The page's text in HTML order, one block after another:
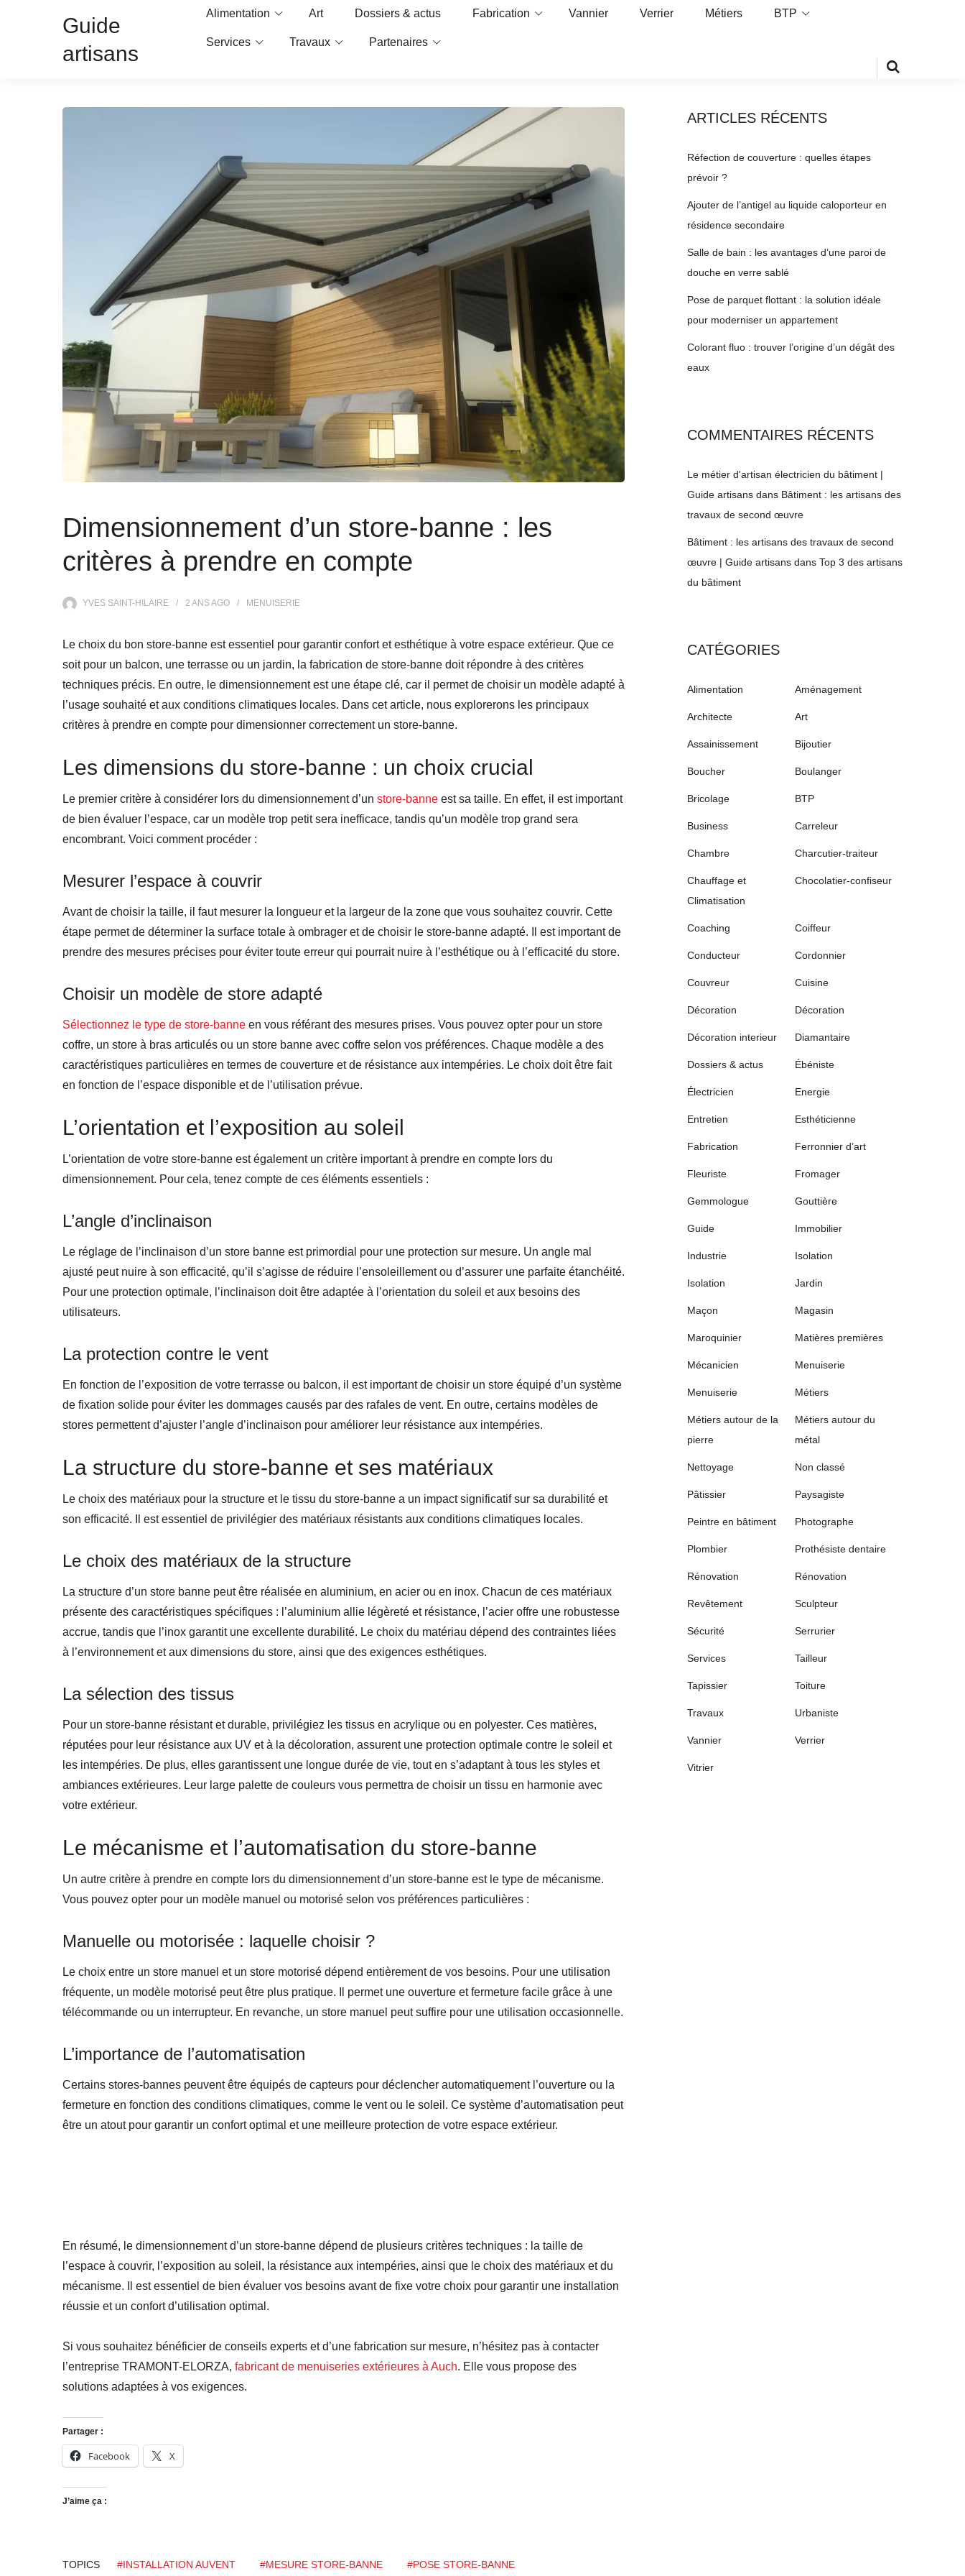
Guide
artisans
Alimentation Art Dossiers & actus Fabrication Vannier Verrier Métiers BTP
Services Travaux Partenaires
Dimensionnement d’un store-banne : les
critères à prendre en compte
YVES SAINT-HILAIRE 2 ANSAGO MENUISERIE
Le choix du bon store-banne est essentiel pour garantir confort et esthétique à votre espace extérieur. Que ce
soit pour un balcon, une terrasse ou un jardin, la fabrication de store-banne doit répondre à des critères
techniques précis. En outre, le dimensionnement est une étape clé, car il permet de choisir un modèle adapté à
l’usage souhaité et aux conditions climatiques locales. Dans cet article, nous explorerons les principaux
critères à prendre en compte pour dimensionner correctement un store-banne.
Les dimensions du store-banne : un choix crucial
Le premier critère à considérer lors du dimensionnement d’un store-banne est sa taille. En effet, il est important
de bien évaluer l’espace, car un modèle trop petit sera inefficace, tandis qu’un modèle trop grand sera
encombrant. Voici comment procéder :
Mesurer l’espace à couvrir
Avant de choisir la taille, il faut mesurer la longueur et la largeur de la zone que vous souhaitez couvrir. Cette
étape permet de déterminer la surface totale à ombrager et de choisir le store-banne adapté. Il est important de
prendre des mesures précises pour éviter toute erreur qui pourrait nuire à l’esthétique ou à l’efficacité du store.
Choisir un modèle de store adapté
Sélectionnez le type de store-banne en vous référant des mesures prises. Vous pouvez opter pour un store
coffre, un store à bras articulés ou un store banne avec coffre selon vos préférences. Chaque modèle a des
caractéristiques particulières en termes de couverture et de résistance aux intempéries. Le choix doit être fait
en fonction de l’espace disponible et de l’utilisation prévue.
L’orientation et l’exposition au soleil
L’orientation de votre store-banne est également un critère important à prendre en compte lors du
dimensionnement. Pour cela, tenez compte de ces éléments essentiels :
L’angle d’inclinaison
Le réglage de l’inclinaison d’un store banne est primordial pour une protection sur mesure. Un angle mal
ajusté peut nuire à son efficacité, qu’il s’agisse de réduire l’ensoleillement ou d’assurer une parfaite étanchéité.
Pour une protection optimale, l’inclinaison doit être adaptée à l’orientation du soleil et aux besoins des
utilisateurs.
La protection contre le vent
En fonction de l’exposition de votre terrasse ou balcon, il est important de choisir un store équipé d’un système
de fixation solide pour éviter les dommages causés par des rafales de vent. En outre, certains modèles de
stores permettent d’ajuster l’angle d’inclinaison pour améliorer leur résistance aux intempéries.
La structure du store-banne et ses matériaux
Le choix des matériaux pour la structure et le tissu du store-banne a un impact significatif sur sa durabilité et
son efficacité. Il est essentiel de privilégier des matériaux résistants aux conditions climatiques locales.
Le choix des matériaux de la structure
La structure d’un store banne peut être réalisée en aluminium, en acier ou en inox. Chacun de ces matériaux
présente des caractéristiques spécifiques : l’aluminium allie légèreté et résistance, l’acier offre une robustesse
accrue, tandis que l’inox garantit une excellente durabilité. Le choix du matériau dépend des contraintes liées
à l’environnement et aux dimensions du store, ainsi que des exigences esthétiques.
La sélection des tissus
Pour un store-banne résistant et durable, privilégiez les tissus en acrylique ou en polyester. Ces matières,
réputées pour leur résistance aux UV et à la décoloration, assurent une protection optimale contre le soleil et
les intempéries. De plus, elles garantissent une longue durée de vie, tout en s’adaptant à tous les styles et
ambiances extérieures. Leur large palette de couleurs vous permettra de choisir un tissu en harmonie avec
votre extérieur.
Le mécanisme et l’automatisation du store-banne
Un autre critère à prendre en compte lors du dimensionnement d’un store-banne est le type de mécanisme.
Vous pouvez opter pour un modèle manuel ou motorisé selon vos préférences particulières :
Manuelle ou motorisée : laquelle choisir ?
Le choix entre un store manuel et un store motorisé dépend entièrement de vos besoins. Pour une utilisation
fréquente, un modèle motorisé peut être plus pratique. Il permet une ouverture et fermeture facile grâce à une
télécommande ou un interrupteur. En revanche, un store manuel peut suffire pour une utilisation occasionnelle.
L’importance de l’automatisation
Certains stores-bannes peuvent être équipés de capteurs pour déclencher automatiquement l’ouverture ou la
fermeture en fonction des conditions climatiques, comme le vent ou le soleil. Ce système d’automatisation peut
être un atout pour garantir un confort optimal et une meilleure protection de votre espace extérieur.
En résumé, le dimensionnement d’un store-banne dépend de plusieurs critères techniques : la taille de
l’espace à couvrir, l’exposition au soleil, la résistance aux intempéries, ainsi que le choix des matériaux et du
mécanisme. Il est essentiel de bien évaluer vos besoins avant de fixe votre choix pour garantir une installation
réussie et un confort d’utilisation optimal.
Si vous souhaitez bénéficier de conseils experts et d’une fabrication sur mesure, n’hésitez pas à contacter
l’entreprise TRAMONT-ELORZA, fabricant de menuiseries extérieures à Auch. Elle vous propose des
solutions adaptées à vos exigences.
Partager :
Facebook X
J’aime ça :
TOPICS #INSTALLATION AUVENT #MESURE STORE-BANNE #POSE STORE-BANNE
ARTICLES RÉCENTS
Réfection de couverture : quelles étapes
prévoir ?
Ajouter de l’antigel au liquide caloporteur en
résidence secondaire
Salle de bain : les avantages d’une paroi de
douche en verre sablé
Pose de parquet flottant : la solution idéale
pour moderniser un appartement
Colorant fluo : trouver l’origine d’un dégât des
eaux
COMMENTAIRES RÉCENTS
Le métier d'artisan électricien du bâtiment |
Guide artisans dans Bâtiment : les artisans des
travaux de second œuvre
Bâtiment : les artisans des travaux de second
œuvre | Guide artisans dans Top 3 des artisans
du bâtiment
CATÉGORIES
Alimentation Aménagement
Architecte Art
Assainissement Bijoutier
Boucher Boulanger
Bricolage BTP
Business Carreleur
Chambre Charcutier-traiteur
Chauffage et
Climatisation
Chocolatier-confiseur
Coaching Coiffeur
Conducteur Cordonnier
Couvreur Cuisine
Décoration Décoration
Décoration interieur Diamantaire
Dossiers & actus Ébéniste
Électricien Energie
Entretien Esthéticienne
Fabrication Ferronnier d’art
Fleuriste Fromager
Gemmologue Gouttière
Guide Immobilier
Industrie Isolation
Isolation Jardin
Maçon Magasin
Maroquinier Matières premières
Mécanicien Menuiserie
Menuiserie Métiers
Métiers autour de la
pierre
Métiers autour du
métal
Nettoyage Non classé
Pâtissier Paysagiste
Peintre en bâtiment Photographe
Plombier Prothésiste dentaire
Rénovation Rénovation
Revêtement Sculpteur
Sécurité Serrurier
Services Tailleur
Tapissier Toiture
Travaux Urbaniste
Vannier Verrier
Vitrier